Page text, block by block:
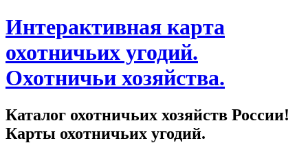
Интерактивная карта
охотничьих угодий.
Охотничьи хозяйства.
Каталог охотничьих хозяйств России!
Карты охотничьих угодий.